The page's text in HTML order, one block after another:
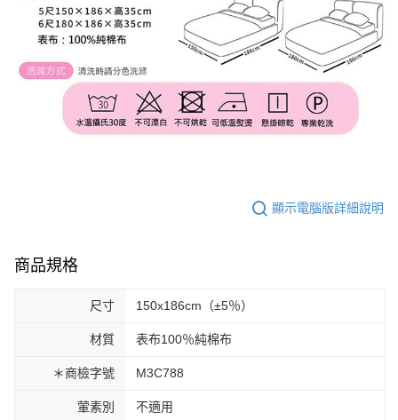
顯示電腦版詳細說明
商品規格
尺寸 150x186cm（±5％）
材質 表布100％純棉布
＊商檢字號 M3C788
葷素別 不適用